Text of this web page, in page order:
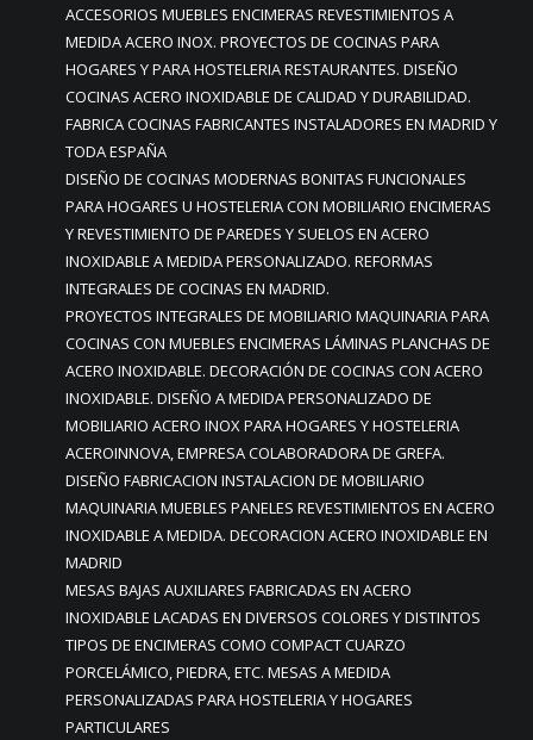
ACCESORIOS MUEBLES ENCIMERAS REVESTIMIENTOS A
MEDIDA ACERO INOX. PROYECTOS DE COCINAS PARA
HOGARES Y PARA HOSTELERIA RESTAURANTES. DISEÑO
COCINAS ACERO INOXIDABLE DE CALIDAD Y DURABILIDAD.
FABRICA COCINAS FABRICANTES INSTALADORES EN MADRID Y
TODA ESPAÑA
DISEÑO DE COCINAS MODERNAS BONITAS FUNCIONALES
PARA HOGARES U HOSTELERIA CON MOBILIARIO ENCIMERAS
Y REVESTIMIENTO DE PAREDES Y SUELOS EN ACERO
INOXIDABLE A MEDIDA PERSONALIZADO. REFORMAS
INTEGRALES DE COCINAS EN MADRID.
PROYECTOS INTEGRALES DE MOBILIARIO MAQUINARIA PARA
COCINAS CON MUEBLES ENCIMERAS LÁMINAS PLANCHAS DE
ACERO INOXIDABLE. DECORACIÓN DE COCINAS CON ACERO
INOXIDABLE. DISEÑO A MEDIDA PERSONALIZADO DE
MOBILIARIO ACERO INOX PARA HOGARES Y HOSTELERIA
ACEROINNOVA, EMPRESA COLABORADORA DE GREFA.
DISEÑO FABRICACION INSTALACION DE MOBILIARIO
MAQUINARIA MUEBLES PANELES REVESTIMIENTOS EN ACERO
INOXIDABLE A MEDIDA. DECORACION ACERO INOXIDABLE EN
MADRID
MESAS BAJAS AUXILIARES FABRICADAS EN ACERO
INOXIDABLE LACADAS EN DIVERSOS COLORES Y DISTINTOS
TIPOS DE ENCIMERAS COMO COMPACT CUARZO
PORCELÁMICO, PIEDRA, ETC. MESAS A MEDIDA
PERSONALIZADAS PARA HOSTELERIA Y HOGARES
PARTICULARES